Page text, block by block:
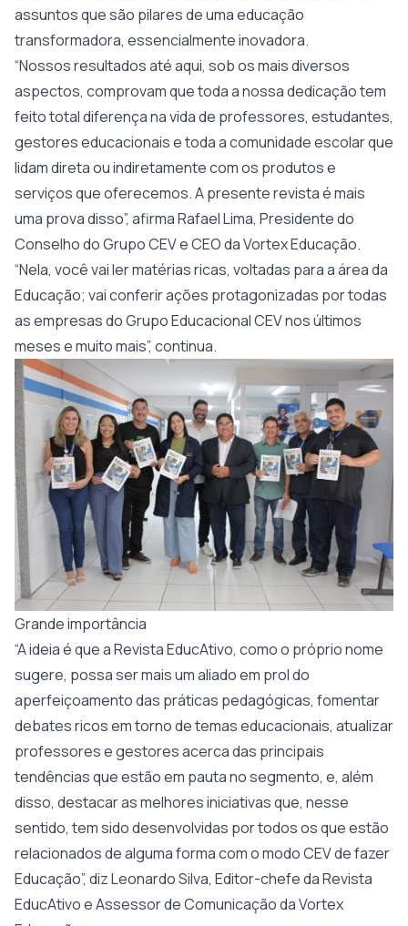
assuntos que são pilares de uma educação
transformadora, essencialmente inovadora.
“Nossos resultados até aqui, sob os mais diversos
aspectos, comprovam que toda a nossa dedicação tem
feito total diferença na vida de professores, estudantes,
gestores educacionais e toda a comunidade escolar que
lidam direta ou indiretamente com os produtos e
serviços que oferecemos. A presente revista é mais
uma prova disso”, afirma Rafael Lima, Presidente do
Conselho do Grupo CEV e CEO da Vortex Educação.
“Nela, você vai ler matérias ricas, voltadas para a área da
Educação; vai conferir ações protagonizadas por todas
as empresas do Grupo Educacional CEV nos últimos
meses e muito mais”, continua.
Grande importância
“A ideia é que a Revista EducAtivo, como o próprio nome
sugere, possa ser mais um aliado em prol do
aperfeiçoamento das práticas pedagógicas, fomentar
debates ricos em torno de temas educacionais, atualizar
professores e gestores acerca das principais
tendências que estão em pauta no segmento, e, além
disso, destacar as melhores iniciativas que, nesse
sentido, tem sido desenvolvidas por todos os que estão
relacionados de alguma forma com o modo CEV de fazer
Educação”, diz Leonardo Silva, Editor-chefe da Revista
EducAtivo e Assessor de Comunicação da Vortex